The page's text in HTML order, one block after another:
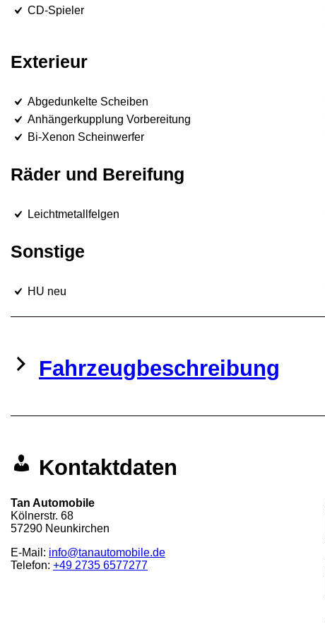
CD-Spieler
Exterieur
Abgedunkelte Scheiben
Anhängerkupplung Vorbereitung
Bi-Xenon Scheinwerfer
Räder und Bereifung
Leichtmetallfelgen
Sonstige
HU neu
Fahrzeugbeschreibung
Kontaktdaten
Tan Automobile
Kölnerstr. 68
57290 Neunkirchen
E-Mail: info@tanautomobile.de
Telefon: +49 2735 6577277